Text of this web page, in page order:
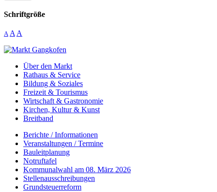
Schriftgröße
A A A
Über den Markt
Rathaus & Service
Bildung & Soziales
Freizeit & Tourismus
Wirtschaft & Gastronomie
Kirchen, Kultur & Kunst
Breitband
Berichte / Informationen
Veranstaltungen / Termine
Bauleitplanung
Notruftafel
Kommunalwahl am 08. März 2026
Stellenausschreibungen
Grundsteuerreform